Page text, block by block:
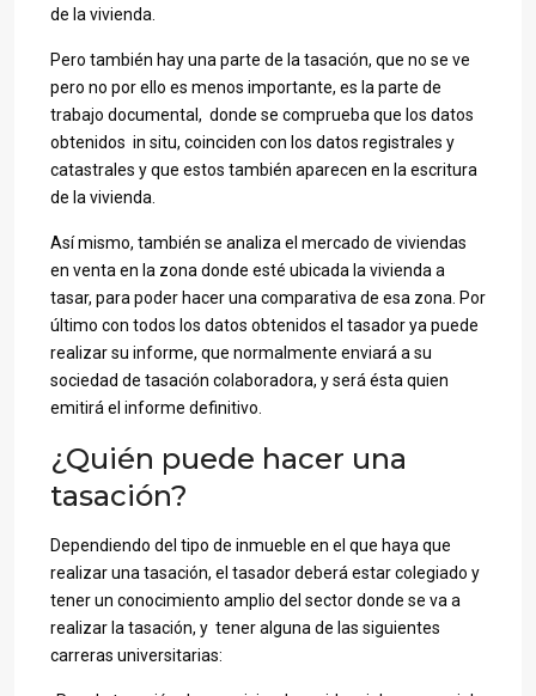
de la vivienda.
Pero también hay una parte de la tasación, que no se ve
pero no por ello es menos importante, es la parte de
trabajo documental, donde se comprueba que los datos
obtenidos in situ, coinciden con los datos registrales y
catastrales y que estos también aparecen en la escritura
de la vivienda.
Así mismo, también se analiza el mercado de viviendas
en venta en la zona donde esté ubicada la vivienda a
tasar, para poder hacer una comparativa de esa zona. Por
último con todos los datos obtenidos el tasador ya puede
realizar su informe, que normalmente enviará a su
sociedad de tasación colaboradora, y será ésta quien
emitirá el informe definitivo.
¿Quién puede hacer una
tasación?
Dependiendo del tipo de inmueble en el que haya que
realizar una tasación, el tasador deberá estar colegiado y
tener un conocimiento amplio del sector donde se va a
realizar la tasación, y tener alguna de las siguientes
carreras universitarias: